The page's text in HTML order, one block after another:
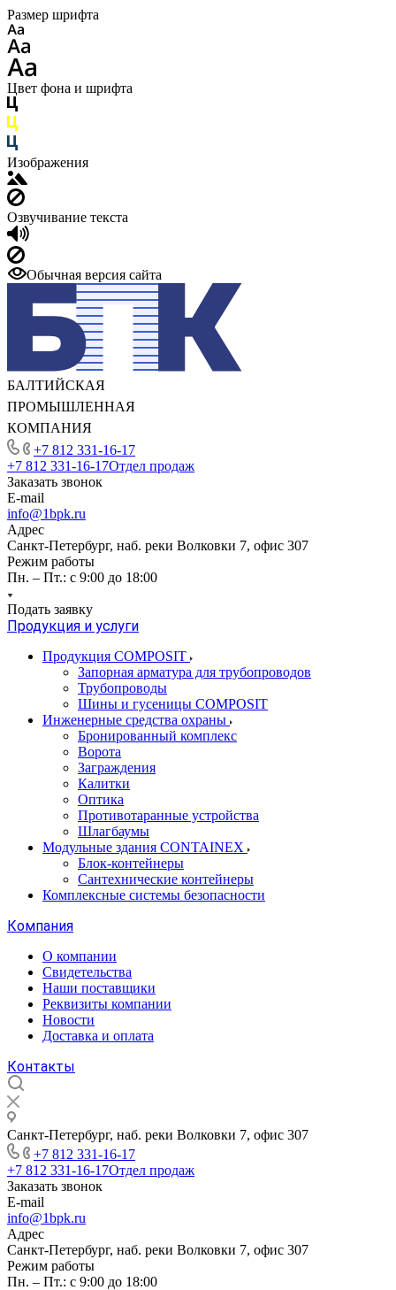
Размер шрифта
Цвет фона и шрифта
Изображения
Озвучивание текста
Обычная версия сайта
БАЛТИЙСКАЯ
ПРОМЫШЛЕННАЯ
КОМПАНИЯ
+7 812 331-16-17
+7 812 331-16-17Отдел продаж
Заказать звонок
E-mail
info@1bpk.ru
Адрес
Санкт-Петербург, наб. реки Волковки 7, офис 307
Режим работы
Пн. – Пт.: с 9:00 до 18:00
Подать заявку
Продукция и услуги
Продукция COMPOSIT
Запорная арматура для трубопроводов
Трубопроводы
Шины и гусеницы COMPOSIT
Инженерные средства охраны
Бронированный комплекс
Ворота
Заграждения
Калитки
Оптика
Противотаранные устройства
Шлагбаумы
Модульные здания CONTAINEX
Блок-контейнеры
Сантехнические контейнеры
Комплексные системы безопасности
Компания
О компании
Свидетельства
Наши поставщики
Реквизиты компании
Новости
Доставка и оплата
Контакты
Санкт-Петербург, наб. реки Волковки 7, офис 307
+7 812 331-16-17
+7 812 331-16-17Отдел продаж
Заказать звонок
E-mail
info@1bpk.ru
Адрес
Санкт-Петербург, наб. реки Волковки 7, офис 307
Режим работы
Пн. – Пт.: с 9:00 до 18:00